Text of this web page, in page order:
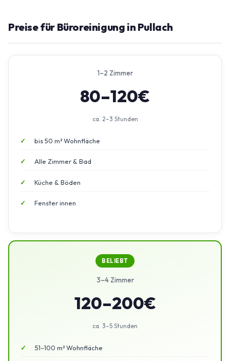
Preise für Büroreinigung in Pullach
1–2 Zimmer
80–120€
ca. 2–3 Stunden
bis 50 m² Wohnfläche
Alle Zimmer & Bad
Küche & Böden
Fenster innen
BELIEBT
3–4 Zimmer
120–200€
ca. 3–5 Stunden
51–100 m² Wohnfläche